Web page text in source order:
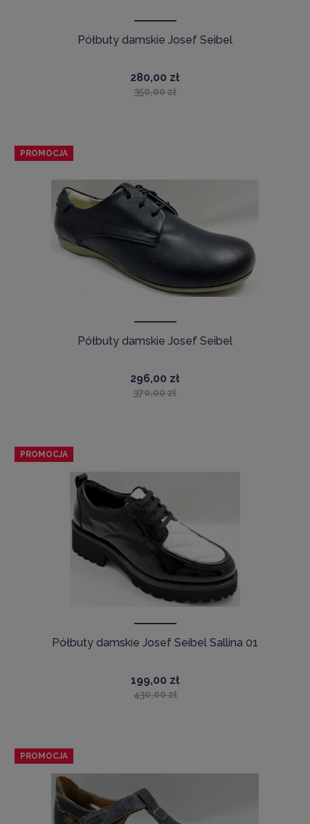
Półbuty damskie Josef Seibel
280,00 zł
350,00 zł
Półbuty damskie Josef Seibel
296,00 zł
370,00 zł
PROMOCJA
Półbuty damskie Josef Seibel Sallina 01
199,00 zł
430,00 zł
PROMOCJA
PROMOCJA